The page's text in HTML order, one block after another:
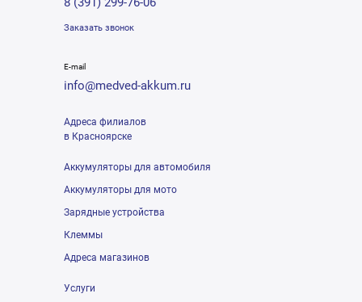
Заказать звонок
E-mail
info@medved-akkum.ru
Адреса филиалов
в Красноярске
Аккумуляторы для автомобиля
Аккумуляторы для мото
Зарядные устройства
Клеммы
Адреса магазинов
Услуги